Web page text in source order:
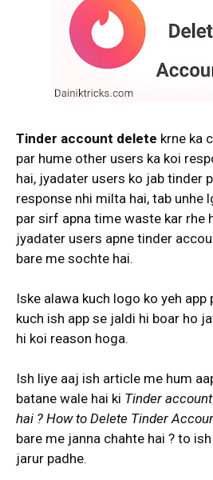
Tinder account delete krne ka
par hume other users ka koi
hai, jyadater users ko jab tinder
response nhi milta hai, tab unhe
par sirf apna time waste kar rhe
jyadater users apne tinder
bare me sochte hai.
Iske alawa kuch logo ko yeh app
kuch ish app se jaldi hi boar ho
hi koi reason hoga.
Ish liye aaj ish article me hum
batane wale hai ki Tinder
hai ? How to Delete Tinder
bare me janna chahte hai ? to
jarur padhe.